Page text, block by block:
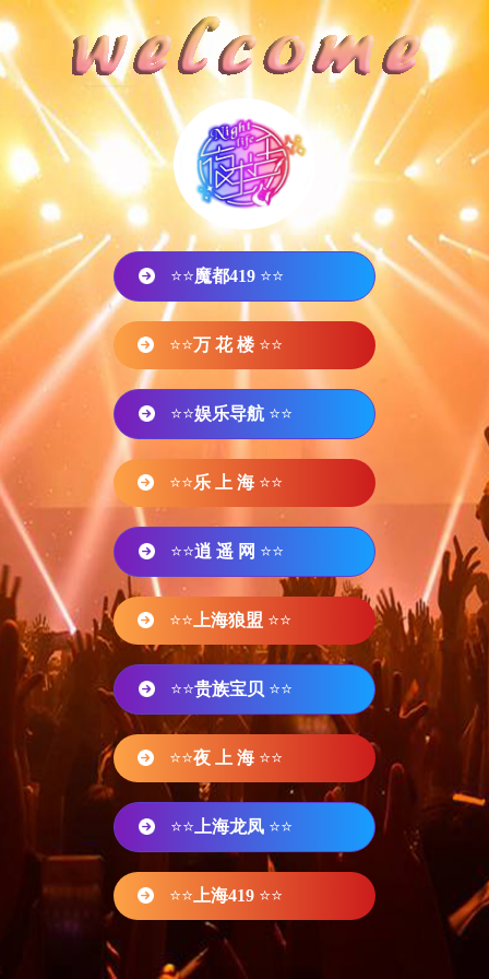
⭐⭐魔都419 ⭐⭐
⭐⭐万 花 楼 ⭐⭐
⭐⭐娱乐导航 ⭐⭐
⭐⭐乐 上 海 ⭐⭐
⭐⭐逍 遥 网 ⭐⭐
⭐⭐ 上海狼盟 ⭐⭐
⭐⭐贵族宝贝 ⭐⭐
⭐⭐夜 上 海 ⭐⭐
⭐⭐ 上海龙凤 ⭐⭐
⭐⭐ 上海419 ⭐⭐